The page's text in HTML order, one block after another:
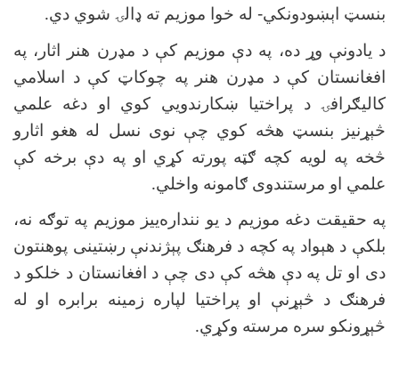
بنسټ اېښودونکي- له خوا موزیم ته ډالۍ شوي دي.
د یادونې وړ ده، په دې موزیم کې د مډرن هنر اثار، په
افغانستان کې د مډرن هنر په چوکاټ کې د اسلامي
کاليګرافۍ د پراختیا ښکارندويي کوي او دغه علمي
څېړنیز بنسټ هڅه کوي چې نوی نسل له هغو اثارو
څخه په لویه کچه ګټه پورته کړي او په دې برخه کې
علمي او مرستندوی ګامونه واخلي.
په حقیقت دغه موزیم د یو ننداره‌ييز موزیم په توګه نه،
بلکې د هېواد په کچه د فرهنګ پېژندنې رښتینی پوهنتون
دی او تل په دې هڅه کې دی چې د افغانستان د خلکو د
فرهنګ د څېړنې او پراختیا لپاره زمینه برابره او له
څېړونکو سره مرسته وکړي.